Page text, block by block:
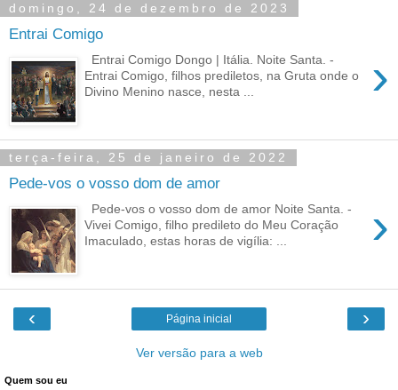
domingo, 24 de dezembro de 2023
Entrai Comigo
›
Entrai Comigo Dongo | Itália. Noite Santa. -
Entrai Comigo, filhos prediletos, na Gruta onde o
Divino Menino nasce, nesta ...
terça-feira, 25 de janeiro de 2022
Pede-vos o vosso dom de amor
›
Pede-vos o vosso dom de amor Noite Santa. -
Vivei Comigo, filho predileto do Meu Coração
Imaculado, estas horas de vigília: ...
‹ ›
Página inicial
Ver versão para a web
Quem sou eu